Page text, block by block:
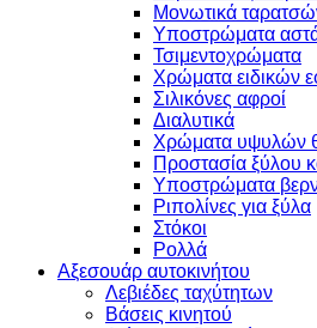
Μονωτικά
Υποστρώματα
Τσιμεντοχρώματα
Χρώματα ειδικών
Σιλικόνες αφροί
Διαλυτικά
Χρώματα υψυλών
Προστασία ξύλου
Υποστρώματα
Ριπολίνες για ξύλα
Στόκοι
Ρολλά
Αξεσουάρ αυτοκινήτου
Λεβιέδες ταχύτητων
Βάσεις κινητού